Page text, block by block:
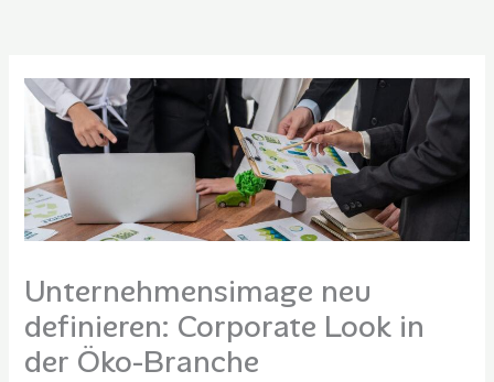
Unternehmensimage neu
definieren: Corporate Look in
der Öko-Branche